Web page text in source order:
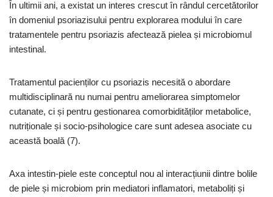
În ultimii ani, a existat un interes crescut în rândul cercetătorilor
în domeniul psoriazisului pentru explorarea modului în care
tratamentele pentru psoriazis afectează pielea și microbiomul
intestinal.
Tratamentul pacienților cu psoriazis necesită o abordare
multidisciplinară nu numai pentru ameliorarea simptomelor
cutanate, ci și pentru gestionarea comorbidităților metabolice,
nutriționale și socio-psihologice care sunt adesea asociate cu
această boală (7).
Axa intestin-piele este conceptul nou al interacțiunii dintre bolile
de piele și microbiom prin mediatori inflamatori, metaboliți și